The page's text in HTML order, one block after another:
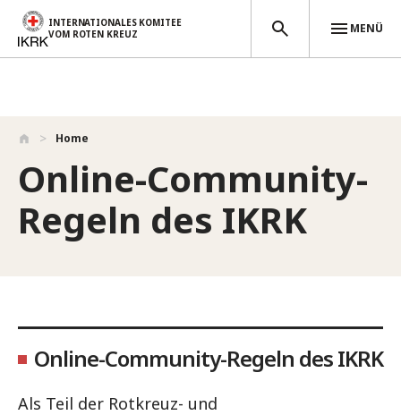
Direkt zum Inhalt
INTERNATIONALES KOMITEE
VOM ROTEN KREUZ
MENÜ
Home
Online-Community-
Regeln des IKRK
Online-Community-Regeln des IKRK
Als Teil der Rotkreuz- und